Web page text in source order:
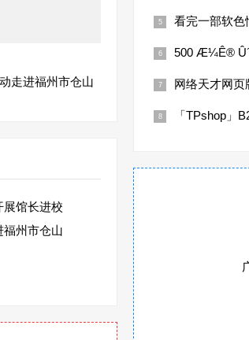
走进福州市仓山
馆长进校
州市仓山
看完一部软色
500 Æ¼Ê®
网络天才网页版
「TPshop」